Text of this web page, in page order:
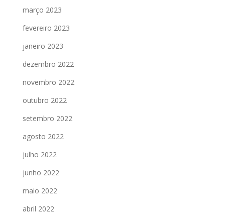
março 2023
fevereiro 2023
janeiro 2023
dezembro 2022
novembro 2022
outubro 2022
setembro 2022
agosto 2022
julho 2022
junho 2022
maio 2022
abril 2022